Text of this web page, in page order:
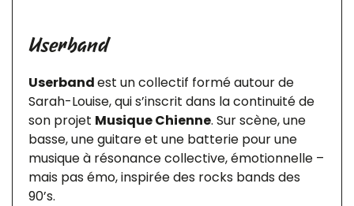
Userband
Userbandest un collectif formé autour de
Sarah-Louise, qui s’inscrit dans la continuité de
son projet Musique Chienne. Sur scène, une
basse, une guitare et une batterie pour une
musique à résonance collective, émotionnelle –
mais pas émo, inspirée des rocks bands des
90’s.